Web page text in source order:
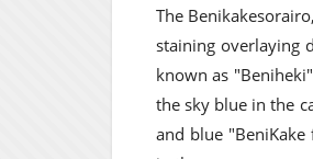
The
staining overlaying
known as
the sky blue in the
and blue